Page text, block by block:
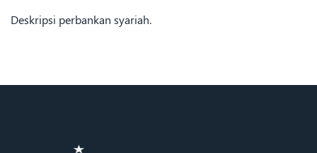
Deskripsi perbankan syariah.